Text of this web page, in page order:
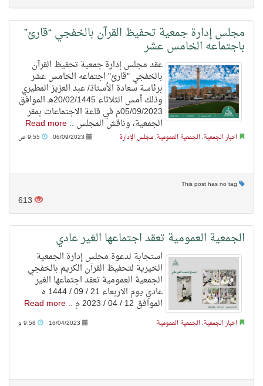
مجلس إدارة جمعية تحفيظ القرآن بالخفجي “قارئ”
باجتماعه الخامس عشر
عقد مجلس إدارة جمعية تحفيظ القرآن
بالخفجي "قارئ" اجتماعه الخامس عشر
برئاسة سعادة الأستاذ/ عبد العزيز المطيري
وذلك أمس الثلاثاء 20/02/1445هـ الموافق
05/09/2023م في قاعة الاجتماعات بمقر
الجمعية، وناقش المجلس ..Read more
اخبار الجمعية, الجمعية العمومية, مجلس الإدارة 06/09/2023
613
الجمعية العمومية تعقد اجتماعها الغير عادي
استجابة لدعوة محلس إدارة الجمعية
الخيرية لتحفيظ القرآن الكريم بالخفجي
الجمعية العمومية تعقد اجتماعها الغير
عادي يوم الاربعاء 21 / 09 / 1444 ه
الموافق 12 / 04 / 2023 م .. Read more
اخبار الجمعية, الجمعية العمومية 16/04/2023